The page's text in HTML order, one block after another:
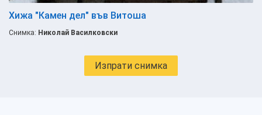
Хижа "Камен дел" във Витоша
Снимка: Николай Василковски
Изпрати снимка